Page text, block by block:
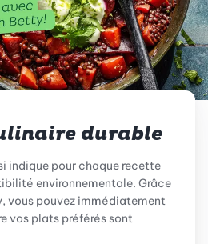
durable
indique pour chaque recette
environnementale. Grâce
vous pouvez immédiatement
vos plats préférés sont